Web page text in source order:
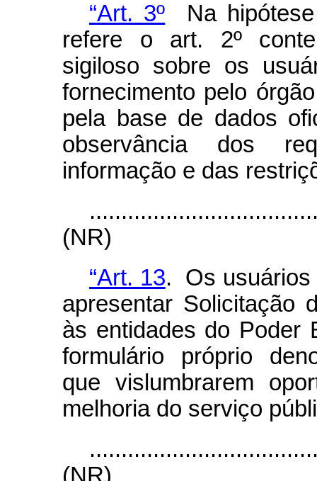
“Art. 3º Na
refere o art. 2º
sigiloso sobre os
fornecimento pelo
pela base de dados
observância dos
informação e das
(NR)
“Art. 13. Os usuários
apresentar Solicitação
às entidades do Poder
formulário próprio
que vislumbrarem
melhoria do serviço
(NR)